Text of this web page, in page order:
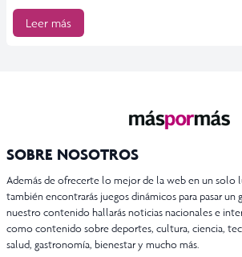
Leer más
SOBRE NOSOTROS
Además de ofrecerte lo mejor de la web en un solo
también encontrarás juegos dinámicos para pasar un
nuestro contenido hallarás noticias nacionales e
como contenido sobre deportes, cultura, ciencia,
salud, gastronomía, bienestar y mucho más.